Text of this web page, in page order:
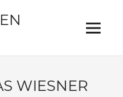
Menu
WIESNER